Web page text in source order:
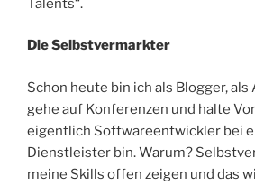
Talents“.
Die Selbstvermarkter
Schon heute bin ich als Blogger,
gehe auf Konferenzen und halte
eigentlich Softwareentwickler bei
Dienstleister bin. Warum?
meine Skills offen zeigen und das